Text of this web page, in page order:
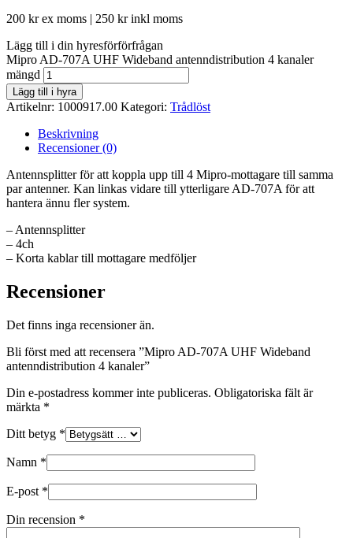
200 krex moms | 250 krinkl moms
Lägg till i din hyresförförfrågan
Mipro AD-707A UHF Wideband antenndistribution 4 kanaler
mängd
Lägg till i hyra
Artikelnr: 1000917.00 Kategori: Trådlöst
Beskrivning
Recensioner (0)
Antennsplitter för att koppla upp till 4 Mipro-mottagare till samma
par antenner. Kan linkas vidare till ytterligare AD-707A för att
hantera ännu fler system.
– Antennsplitter
– 4ch
– Korta kablar till mottagare medföljer
Recensioner
Det finns inga recensioner än.
Bli först med att recensera ”Mipro AD-707A UHF Wideband
antenndistribution 4 kanaler”
Din e-postadress kommer inte publiceras. Obligatoriska fält är
märkta *
Ditt betyg *
Namn *
E-post *
Din recension *